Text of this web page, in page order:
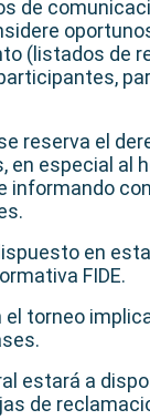
de
(listados de
reserva el
en especial al
informando
en
FIDE.
el torneo
estará a
de